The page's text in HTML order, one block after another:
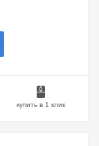
купить в 1 клик